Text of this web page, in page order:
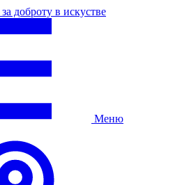
доброту в искустве
Меню